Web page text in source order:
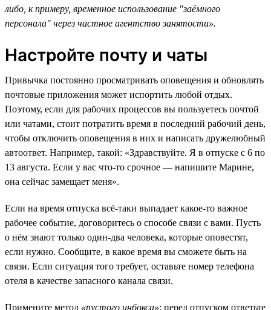
либо, к примеру, временное использование "заёмного
персонала" через частное агентство занятости».
Настройте почту и чаты
Привычка постоянно просматривать оповещения и обновлять
почтовые приложения может испортить любой отдых.
Поэтому, если для рабочих процессов вы пользуетесь почтой
или чатами, стоит потратить время в последний рабочий день,
чтобы отключить оповещения в них и написать дружелюбный
автоответ. Например, такой: «Здравствуйте. Я в отпуске с 6 по
13 августа. Если у вас что-то срочное — напишите Марине,
она сейчас замещает меня».
Если на время отпуска всё-таки выпадает какое-то важное
рабочее событие, договоритесь о способе связи с вами. Пусть
о нём знают только один-два человека, которые оповестят,
если нужно. Сообщите, в какое время вы сможете быть на
связи. Если ситуация того требует, оставьте номер телефона
отеля в качестве запасного канала связи.
Примените метод «пустого инбокса»: перед отпуском ответьте